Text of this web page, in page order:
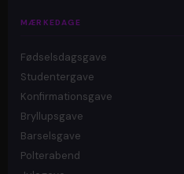
MÆRKEDAGE
Fødselsdagsgave
Studentergave
Konfirmationsgave
Bryllupsgave
Barselsgave
Polterabend